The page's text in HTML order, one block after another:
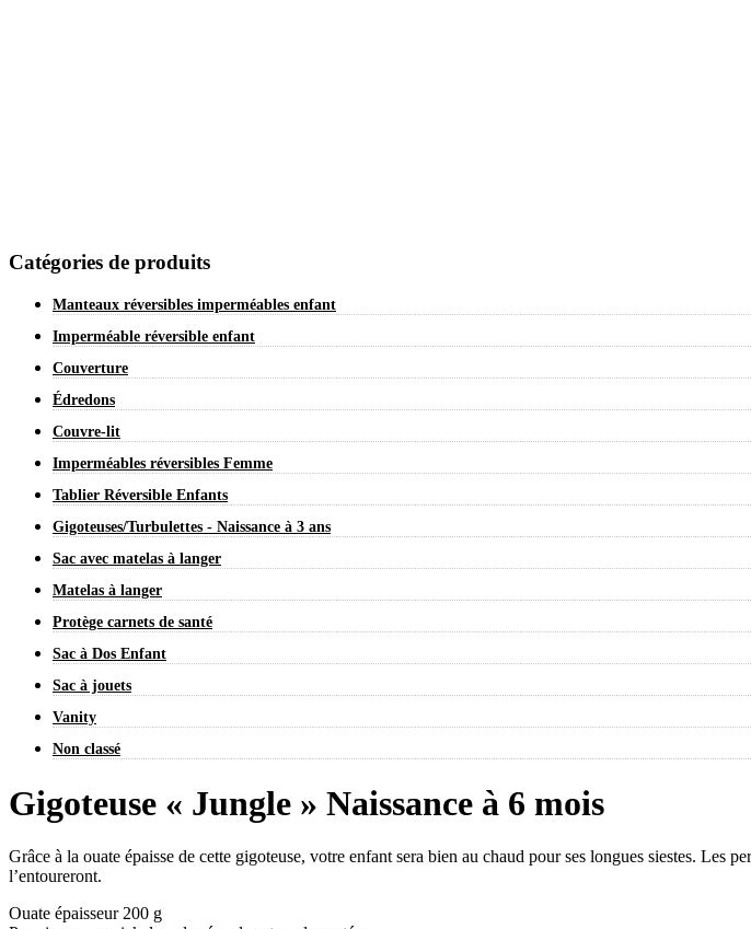
Catégories de produits
Manteaux réversibles imperméables enfant
Imperméable réversible enfant
Couverture
Édredons
Couvre-lit
Imperméables réversibles Femme
Tablier Réversible Enfants
Gigoteuses/Turbulettes - Naissance à 3 ans
Sac avec matelas à langer
Matelas à langer
Protège carnets de santé
Sac à Dos Enfant
Sac à jouets
Vanity
Non classé
Gigoteuse « Jungle » Naissance à 6 mois
Grâce à la ouate épaisse de cette gigoteuse, votre enfant sera bien au chaud pour ses longues siestes. Les
l’entoureront.
Ouate épaisseur 200 g